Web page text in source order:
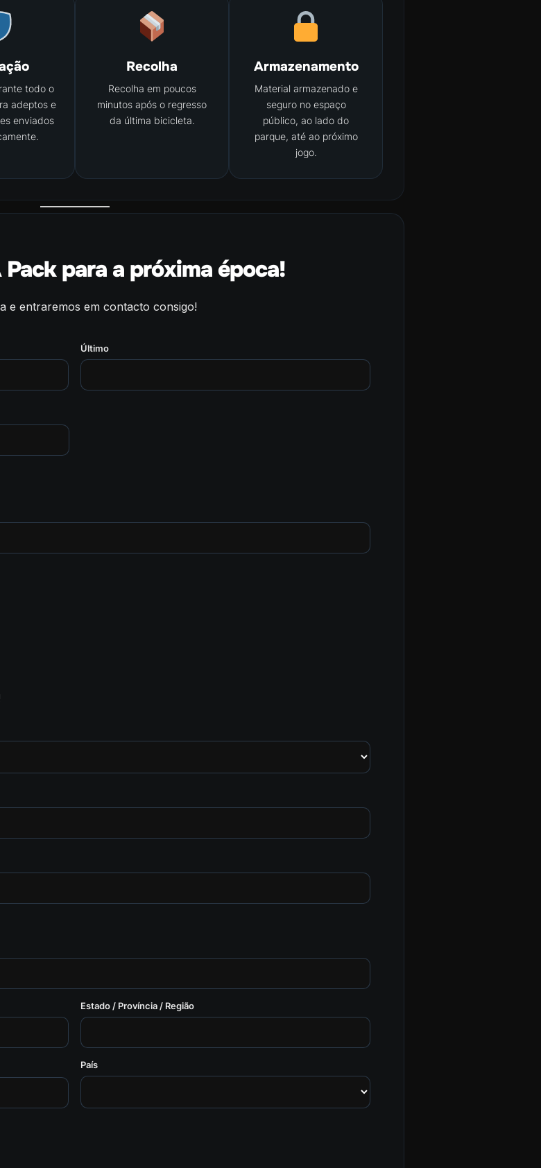
todo o
adeptos e
enviados
Recolha
Recolha em poucos
minutos após o regresso
da última bicicleta.
Armazenamento
Material armazenado e
seguro no espaço
público, ao lado do
parque, até ao próximo
jogo.
Pack para a próxima época!
e entraremos em contacto consigo!
Último
Estado / Província / Região
País